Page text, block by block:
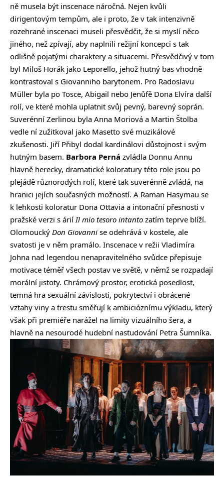
ně musela být inscenace náročná. Nejen kvůli
dirigentovým tempům, ale i proto, že v tak intenzivně
rozehrané inscenaci museli přesvědčit, že si myslí něco
jiného, než zpívají, aby naplnili režijní koncepci s tak
odlišně pojatými charaktery a situacemi. Přesvědčivý v tom
byl Miloš Horák jako Leporello, jehož hutný bas vhodně
kontrastoval s Giovanniho barytonem. Pro Radoslavu
Müller byla po Tosce, Abigail nebo Jenůfě Dona Elvíra další
rolí, ve které mohla uplatnit svůj pevný, barevný soprán.
Suverénní Zerlinou byla Anna Moriová a Martin Štolba
vedle ní zužitkoval jako Masetto své muzikálové
zkušenosti. Jiří Přibyl dodal kardinálovi důstojnost i svým
hutným basem. Barbora Perná zvládla Donnu Annu
hlavně herecky, dramatické koloratury této role jsou po
plejádě různorodých rolí, které tak suverénně zvládá, na
hranici jejích současných možností. A Raman Hasymau se
k lehkosti koloratur Dona Ottavia a intonační přesnosti v
pražské verzi s árií Il mio tesoro intanto zatím teprve blíží.
Olomoucký Don Giovanni se odehrává v kostele, ale
svatosti je v něm pramálo. Inscenace v režii Vladimíra
Johna nad legendou nenapravitelného svůdce přepisuje
motivace téměř všech postav ve světě, v němž se rozpadají
morální jistoty. Chrámový prostor, erotická posedlost,
temná hra sexuální závislosti, pokrytectví i obrácené
vztahy viny a trestu směřují k ambicióznímu výkladu, který
však při premiéře narážel na limity vizuálního šera, a
hlavně na nesourodé hudební nastudování Petra Šumníka.